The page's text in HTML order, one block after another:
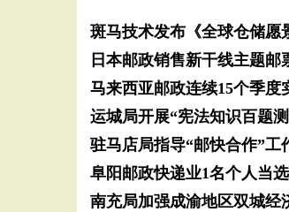
斑马技术发布《全球仓储愿
日本邮政销售新干线主题邮
马来西亚邮政连续15个季度
运城局开展“宪法知识百题
驻马店局指导“邮快合作”工
阜阳邮政快递业1名个人当
南充局加强成渝地区双城经